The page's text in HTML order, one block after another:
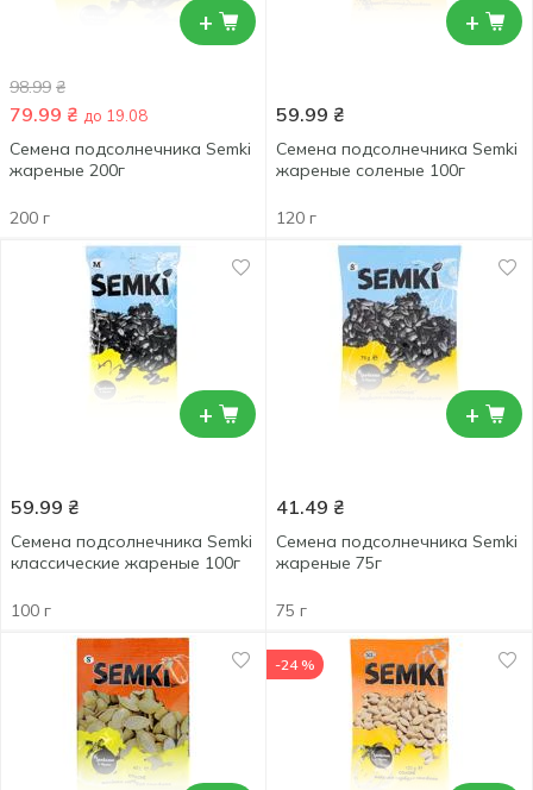
+
98.99 ₴
79.99 ₴ до 19.08
Семена подсолнечника Semki
жареные 200г
200 г
+
59.99 ₴
Семена подсолнечника Semki
жареные соленые 100г
120 г
+
59.99 ₴
Семена подсолнечника Semki
классические жареные 100г
100 г
+
41.49 ₴
Семена подсолнечника Semki
жареные 75г
75 г
-24 %